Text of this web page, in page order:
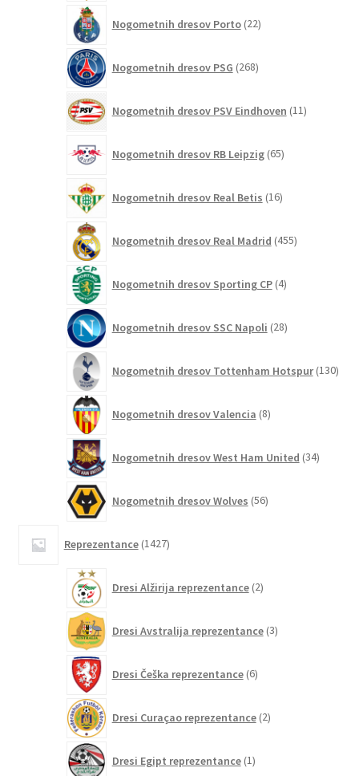
Nogometnih dresov Porto 22izdelkov
Nogometnih dresov PSG 268izdelkov
Nogometnih dresov PSV Eindhoven 11izdelkov
Nogometnih dresov RB Leipzig 65izdelkov
Nogometnih dresov Real Betis 16izdelkov
Nogometnih dresov Real Madrid 455izdelkov
Nogometnih dresov Sporting CP 4izdelki
Nogometnih dresov SSC Napoli 28izdelkov
Nogometnih dresov Tottenham Hotspur 130
Nogometnih dresov Valencia 8izdelkov
Nogometnih dresov West Ham United 34izdelkov
Nogometnih dresov Wolves 56izdelkov
Reprezentance 1427izdelkov
Dresi Alžirija reprezentance 2izdelka
Dresi Avstralija reprezentance 3izdelki
Dresi Češka reprezentance 6izdelkov
Dresi Curaçao reprezentance 2izdelka
Dresi Egipt reprezentance 1izdelek